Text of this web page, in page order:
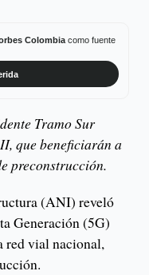
Colombiacomo fuente
Tramo Sur
que beneficiarán a
preconstrucción.
(ANI) reveló
Generación (5G)
red vial nacional,